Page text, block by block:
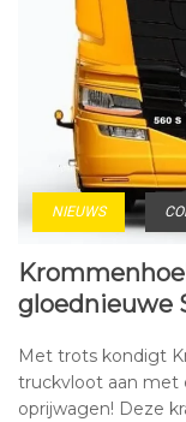
NIEUWS
gloednieuwe
Met trots kondigt
truckvloot aan met
oprijwagen! Deze